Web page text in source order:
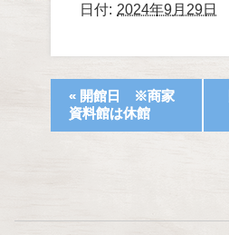
日付: 2024年9月29日
« 開館日 ※商家
資料館は休館